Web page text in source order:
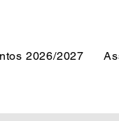
2026/2027